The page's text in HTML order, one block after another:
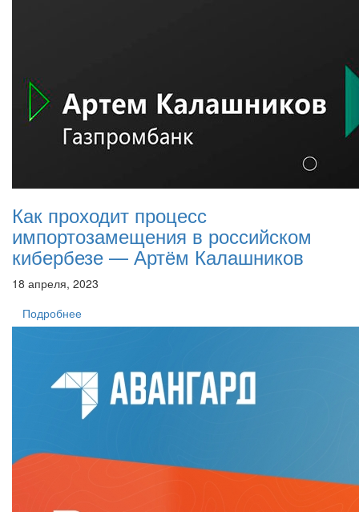
Как проходит процесс
импортозамещения в российском
кибербезе — Артём Калашников
18 апреля, 2023
Подробнее